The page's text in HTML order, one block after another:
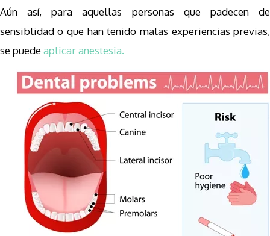
Aún así, para aquellas personas que padecen de
sensiblidad o que han tenido malas experiencias previas,
se puedeaplicar anestesia.